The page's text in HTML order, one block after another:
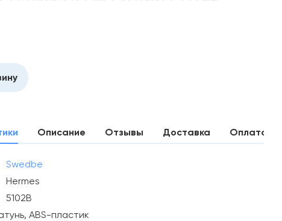
Описание Отзывы Доставка Оплата
Swedbe
Hermes
5102B
АВS-пластик